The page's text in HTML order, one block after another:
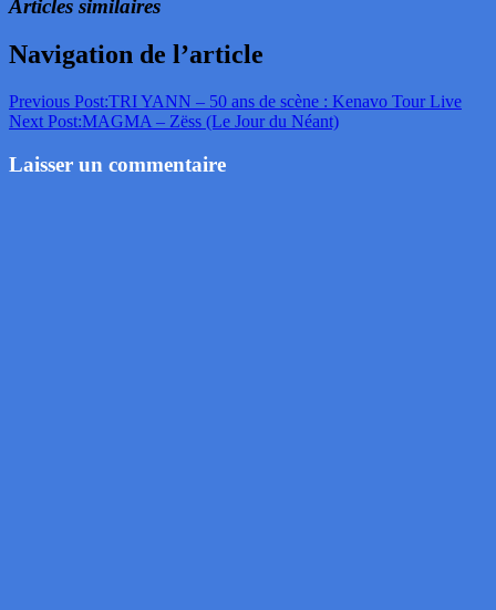
Articles similaires
Navigation de l’article
Previous Post:TRI YANN – 50 ans de scène : Kenavo Tour Live
Next Post:MAGMA – Zëss (Le Jour du Néant)
Laisser un commentaire